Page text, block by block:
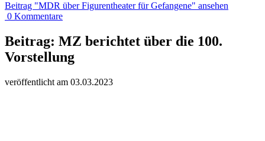
Beitrag "MDR über Figurentheater für Gefangene" ansehen
0 Kommentare
Beitrag: MZ berichtet über die 100.
Vorstellung
veröffentlicht am 03.03.2023